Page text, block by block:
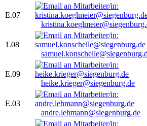
E.07
1.08
E.09
heike.krieger@siegenburg.de
E.03
andre.lehmann@siegenburg.de